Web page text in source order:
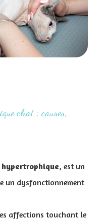
chat : causes,
hypertrophique, est un
un dysfonctionnement
affections touchant le